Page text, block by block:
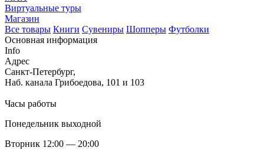
Виртуальные туры
Магазин
Все товары Книги Сувениры Шопперы Футболки
Основная информация
Info
Адрес
Санкт-Петербург,
Наб. канала Грибоедова, 101 и 103
Часы работы
Понедельник выходной
Вторник 12:00 — 20:00